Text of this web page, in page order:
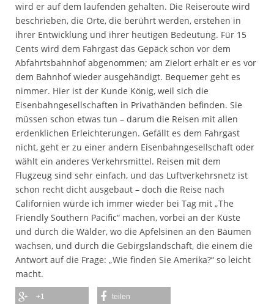
wird er auf dem laufenden gehalten. Die Reiseroute wird
beschrieben, die Orte, die berührt werden, erstehen in
ihrer Entwicklung und ihrer heutigen Bedeutung. Für 15
Cents wird dem Fahrgast das Gepäck schon vor dem
Abfahrtsbahnhof abgenommen; am Zielort erhält er es vor
dem Bahnhof wieder ausgehändigt. Bequemer geht es
nimmer. Hier ist der Kunde König, weil sich die
Eisenbahngesellschaften in Privathänden befinden. Sie
müssen schon etwas tun – darum die Reisen mit allen
erdenklichen Erleichterungen. Gefällt es dem Fahrgast
nicht, geht er zu einer andern Eisenbahngesellschaft oder
wählt ein anderes Verkehrsmittel. Reisen mit dem
Flugzeug sind sehr einfach, und das Luftverkehrsnetz ist
schon recht dicht ausgebaut – doch die Reise nach
Californien würde ich immer wieder bei Tag mit „The
Friendly Southern Pacific“ machen, vorbei an der Küste
und durch die Wälder, wo die Apfelsinen an den Bäumen
wachsen, und durch die Gebirgslandschaft, die einem die
Antwort auf die Frage: „Wie finden Sie Amerika?“ so leicht
macht.
+1 teilen